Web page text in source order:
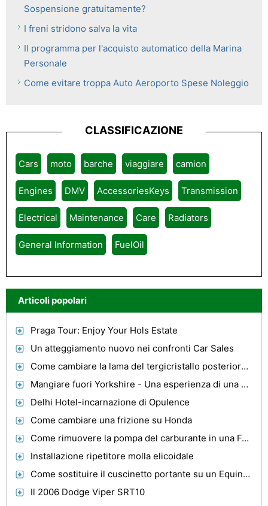
Sospensione gratuitamente?
I freni stridono salva la vita
Il programma per l'acquisto automatico della Marina
Personale
Come evitare troppa Auto Aeroporto Spese Noleggio
CLASSIFICAZIONE
Cars moto barche viaggiare camion
Engines DMV AccessoriesKeys Transmission
Electrical Maintenance Care Radiators
General Information FuelOil
Articoli popolari
Praga Tour: Enjoy Your Hols Estate
Un atteggiamento nuovo nei confronti Car Sales
Come cambiare la lama del tergicristallo posteriore su una Toyota Sienna
Mangiare fuori Yorkshire - Una esperienza di una vita
Delhi Hotel-incarnazione di Opulence
Come cambiare una frizione su Honda
Come rimuovere la pompa del carburante in una Ford Escort del 1998
Installazione ripetitore molla elicoidale
Come sostituire il cuscinetto portante su un Equinozio Chevy
Il 2006 Dodge Viper SRT10